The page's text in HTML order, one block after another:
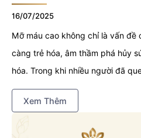
16/07/2025
Mỡ máu cao không chỉ là vấn đề
càng trẻ hóa, âm thầm phá hủy
hóa. Trong khi nhiều người đã
công dụng như chống lão hóa,
nghiên cứu mới đang hé mở tiềm
giảm lượng mỡ trong máu,
Xem Thêm